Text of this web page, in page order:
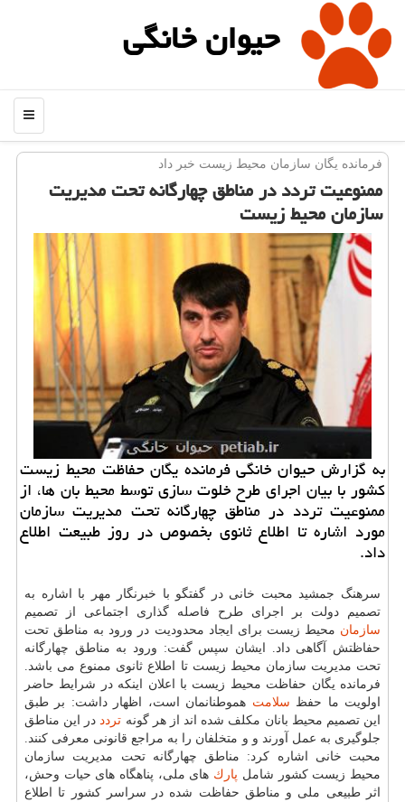
حیوان خانگی
منو
فرمانده یگان سازمان محیط زیست خبر داد
ممنوعیت تردد در مناطق چهارگانه تحت مدیریت
سازمان محیط زیست
به گزارش حیوان خانگی فرمانده یگان حفاظت محیط زیست
كشور با بیان اجرای طرح خلوت سازی توسط محیط بان ها، از
ممنوعیت تردد در مناطق چهارگانه تحت مدیریت سازمان
مورد اشاره تا اطلاع ثانوی بخصوص در روز طبیعت اطلاع
داد.
سرهنگ جمشید محبت خانی در گفتگو با خبرنگار مهر با اشاره به
تصمیم دولت بر اجرای طرح فاصله گذاری اجتماعی از تصمیم
سازمان محیط زیست برای ایجاد محدودیت در ورود به مناطق تحت
حفاظتش آگاهی داد. ایشان سپس گفت: ورود به مناطق چهارگانه
تحت مدیریت سازمان محیط زیست تا اطلاع ثانوی ممنوع می باشد.
فرمانده یگان حفاظت محیط زیست با اعلان اینكه در شرایط حاضر
اولویت ما حفظ سلامت هموطنانمان است، اظهار داشت: بر طبق
این تصمیم محیط بانان مكلف شده اند از هر گونه تردد در این مناطق
جلوگیری به عمل آورند و و متخلفان را به مراجع قانونی معرفی كنند.
محبت خانی اشاره كرد: مناطق چهارگانه تحت مدیریت سازمان
محیط زیست كشور شامل پارك های ملی، پناهگاه های حیات وحش،
اثر طبیعی ملی و مناطق حفاظت شده در سراسر كشور تا اطلاع